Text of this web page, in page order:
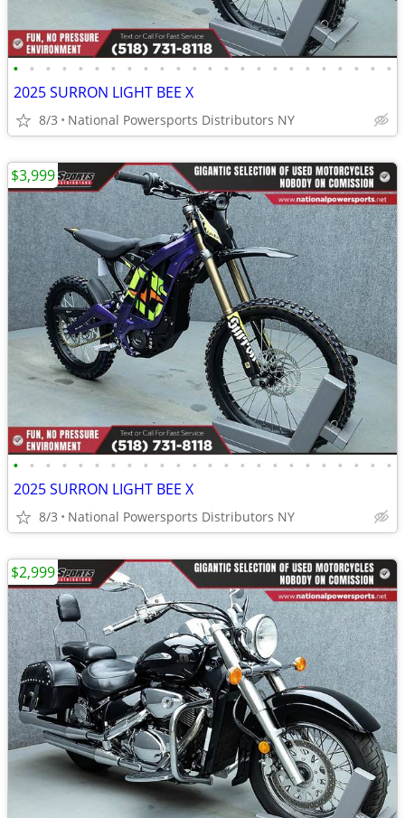
• • • • • • • • • • • • • • • • • • • • • • • •
2025 SURRON LIGHT BEE X
8/3 National Powersports Distributors NY
• • • • • • • • • • • • • • • • • • • • • • • •
2025 SURRON LIGHT BEE X
8/3 National Powersports Distributors NY
$3,999
$2,999